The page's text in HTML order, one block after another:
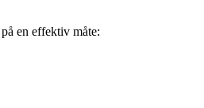
en effektiv måte: